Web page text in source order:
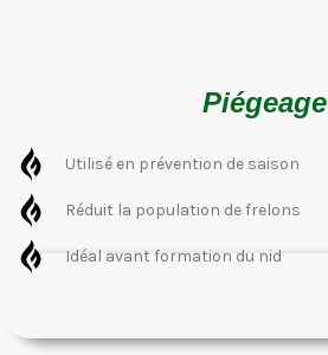
Piégeage
Utilisé en prévention de saison
Réduit la population de frelons
Idéal avant formation du nid